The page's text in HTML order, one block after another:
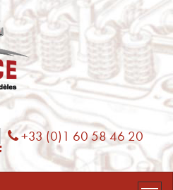
Phone
+33 (0)1 60 58 46 20
Facebook